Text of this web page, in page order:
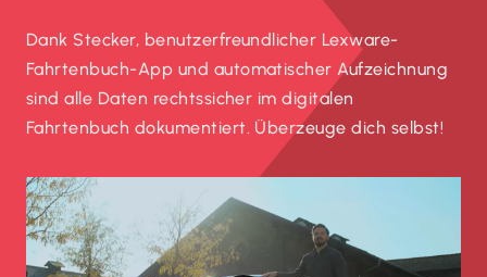
Dank Stecker, benutzerfreundlicher Lexware-
Fahrtenbuch-App und automatischer Aufzeichnung
sind alle Daten rechtssicher im digitalen
Fahrtenbuch dokumentiert. Überzeuge dich selbst!